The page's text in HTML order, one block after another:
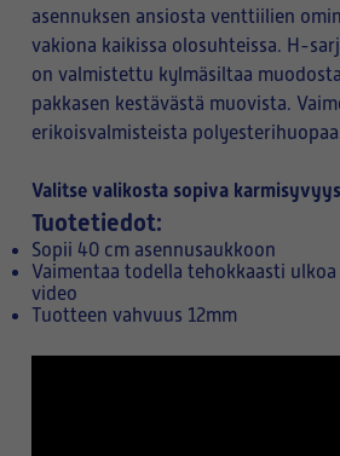
asennuksen ansiosta venttiilien
vakiona kaikissa olosuhteissa. H-
on valmistettu kylmäsiltaa
pakkasen kestävästä muovista.
erikoisvalmisteista
Valitse valikosta sopiva karmisyvyys
Tuotetiedot:
Sopii 40 cm asennusaukkoon
Vaimentaa todella tehokkaasti
video
Tuotteen vahvuus 12mm